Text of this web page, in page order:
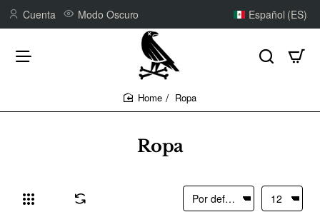
Cuenta Modo Oscuro Español (ES)
Ropa
Ropa